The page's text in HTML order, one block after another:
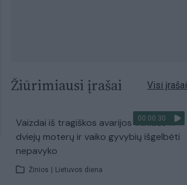
Žiūrimiausi įrašai Visi įrašai
00:00:30
Vaizdai iš tragiškos avarijos Vilniaus r.:
dviejų moterų ir vaiko gyvybių išgelbėti
nepavyko
Žinios Lietuvos diena